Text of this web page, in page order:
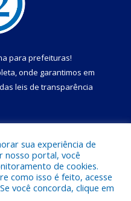
para prefeituras!
onde garantimos em
leis de transparência
Municipal de Primavera.
sua experiência de
nosso portal, você
de cookies.
como isso é feito, acesse
você concorda, clique em